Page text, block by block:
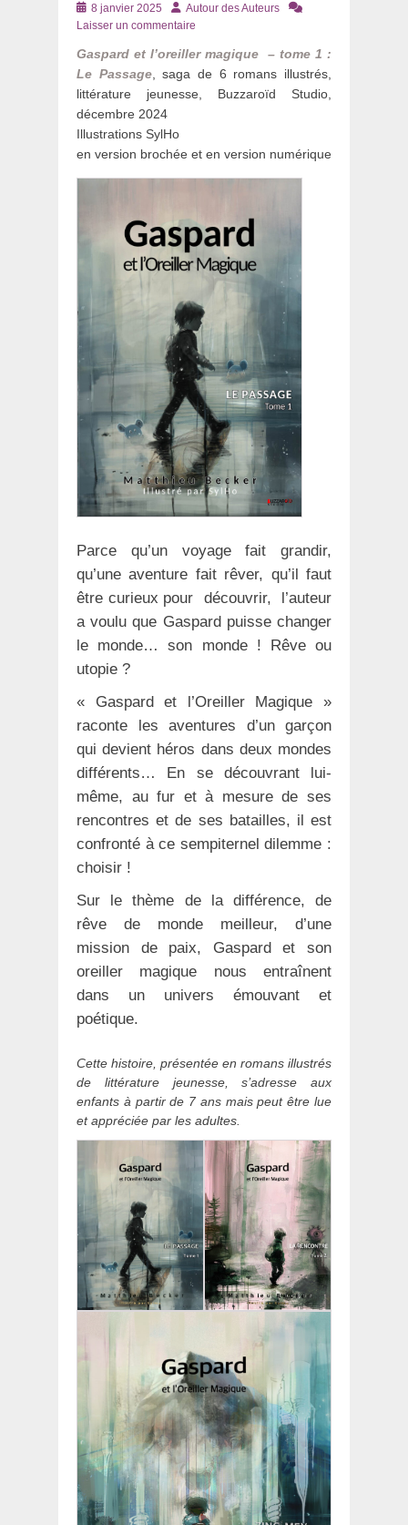
Posté
le
8 janvier 2025 AuteurAutour des Auteurs
Laisser un commentaire
Gaspard et l’oreiller magique – tome 1 :
Le Passage, saga de 6 romans illustrés,
littérature jeunesse, Buzzaroïd Studio,
décembre 2024
Illustrations SylHo
en version brochée et en version numérique
Parce qu’un voyage fait grandir,
qu’une aventure fait rêver, qu’il faut
être curieux pour découvrir, l’auteur
a voulu que Gaspard puisse changer
le monde… son monde ! Rêve ou
utopie ?
« Gaspard et l’Oreiller Magique »
raconte les aventures d’un garçon
qui devient héros dans deux mondes
différents… En se découvrant lui-
même, au fur et à mesure de ses
rencontres et de ses batailles, il est
confronté à ce sempiternel dilemme :
choisir !
Sur le thème de la différence, de
rêve de monde meilleur, d’une
mission de paix, Gaspard et son
oreiller magique nous entraînent
dans un univers émouvant et
poétique.
Cette histoire, présentée en romans illustrés
de littérature jeunesse, s’adresse aux
enfants à partir de 7 ans mais peut être lue
et appréciée par les adultes.